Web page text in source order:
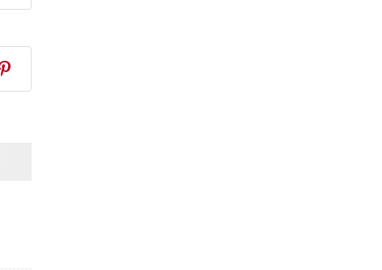
Publicar la foto de esta receta